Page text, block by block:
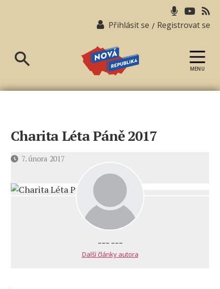
Přihlásit se / Registrovat se
republika
MENU
Charita Léta Páně 2017
Datum7. února 2017
--- ---
Další články autora